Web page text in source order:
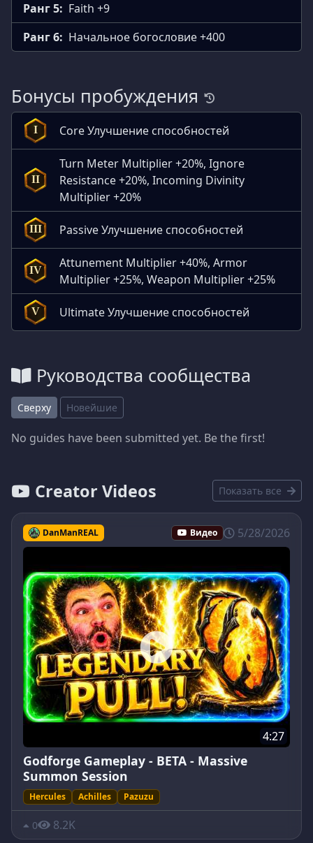
Ранг 5: Faith +9
Ранг 6: Начальное богословие +400
Бонусы пробуждения
I Core Улучшение способностей
II
Turn Meter Multiplier +20%, Ignore
Resistance +20%, Incoming Divinity
Multiplier +20%
III Passive Улучшение способностей
IV
Attunement Multiplier +40%, Armor
Multiplier +25%, Weapon Multiplier +25%
V Ultimate Улучшение способностей
Руководства сообщества
Сверху Новейшие
No guides have been submitted yet. Be the first!
Creator Videos Показать все
DanManREAL Видео 5/28/2026
4:27
Godforge Gameplay - BETA - Massive
Summon Session
Hercules Achilles Pazuzu
0 8.2K